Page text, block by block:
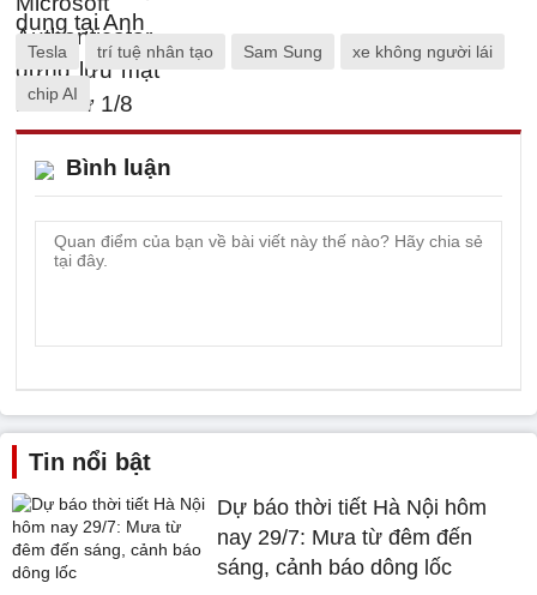
Tesla trí tuệ nhân tạo Sam Sung xe không người lái
chip AI
Bình luận
Tin nổi bật
Dự báo thời tiết Hà Nội hôm
nay 29/7: Mưa từ đêm đến
sáng, cảnh báo dông lốc